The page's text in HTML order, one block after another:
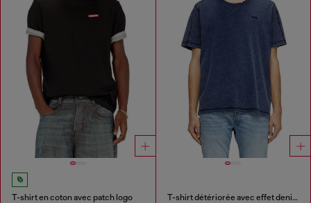
T-shirt en coton avec patch logo T-shirt détériorée avec effet denim